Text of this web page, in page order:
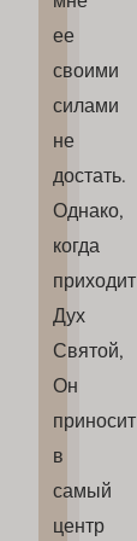
ее
своими
силами
не
достать.
Однако,
когда
приходит
Дух
Святой,
Он
приносит
в
самый
центр